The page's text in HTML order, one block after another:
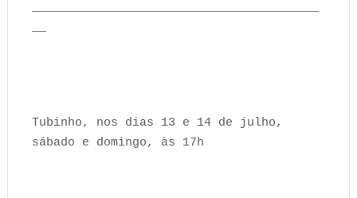
Tubinho, nos dias 13 e 14 de julho,
sábado e domingo, às 17h